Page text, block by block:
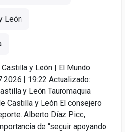
León
y León | El Mundo
| 19:22 Actualizado:
y León Tauromaquia
Castilla y León El consejero
Alberto Díaz Pico,
de “seguir apoyando